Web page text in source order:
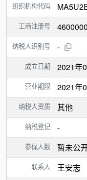
组织机构代码
工商注册号
纳税人识别号 -
成立日期 2021年
营业期限 2021年
纳税人资质 其他
纳税登记 -
参保人数 暂未公
联系人 王安志